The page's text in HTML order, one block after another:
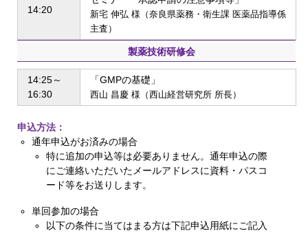
14:20
新宅 伸弘 様（奈良県薬務・衛生課 医薬品指導係
主査）
製薬技術研修会
14:25～
16:30
「GMPの基礎」
西山 昌慶 様（西山経営研究所 所長）
申込方法：
通年申込がお済みの場合
特に追加の申込等は必要ありません。通年申込の際
にご連絡いただいたメールアドレスに資料・パスコ
ード等をお送りします。
単回参加の場合
以下の条件に当てはまる方は下記申込用紙にご記入